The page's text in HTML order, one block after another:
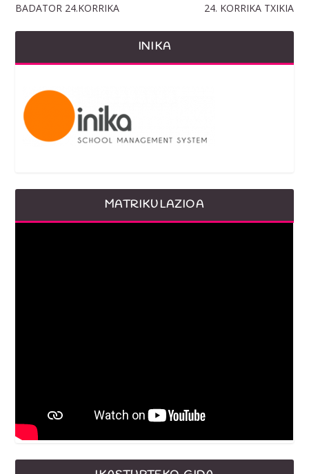
BADATOR 24.KORRIKA 24. KORRIKA TXIKIA
INIKA
MATRIKULAZIOA